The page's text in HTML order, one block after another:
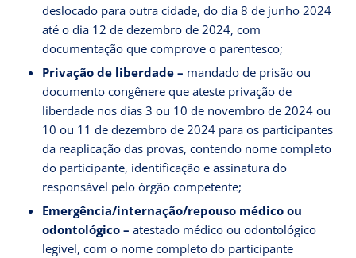
deslocado para outra cidade, do dia 8 de junho 2024
até o dia 12 de dezembro de 2024, com
documentação que comprove o parentesco;
Privação de liberdade – mandado de prisão ou
documento congênere que ateste privação de
liberdade nos dias 3 ou 10 de novembro de 2024 ou
10 ou 11 de dezembro de 2024 para os participantes
da reaplicação das provas, contendo nome completo
do participante, identificação e assinatura do
responsável pelo órgão competente;
Emergência/internação/repouso médico ou
odontológico – atestado médico ou odontológico
legível, com o nome completo do participante